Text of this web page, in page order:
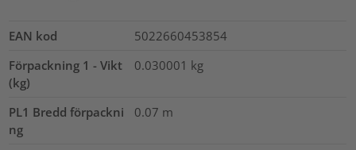
EAN kod
5022660453854
Förpackning 1 - Vikt
(kg)
0.030001 kg
PL1 Bredd förpackni
ng
0.07 m